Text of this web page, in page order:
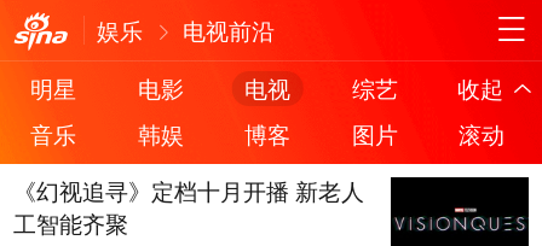
娱乐
电视前沿
明星
电影 电视 综艺
收起
音乐
韩娱 博客 图片
滚动
《幻视追寻》定档十月开播 新老人
工智能齐聚